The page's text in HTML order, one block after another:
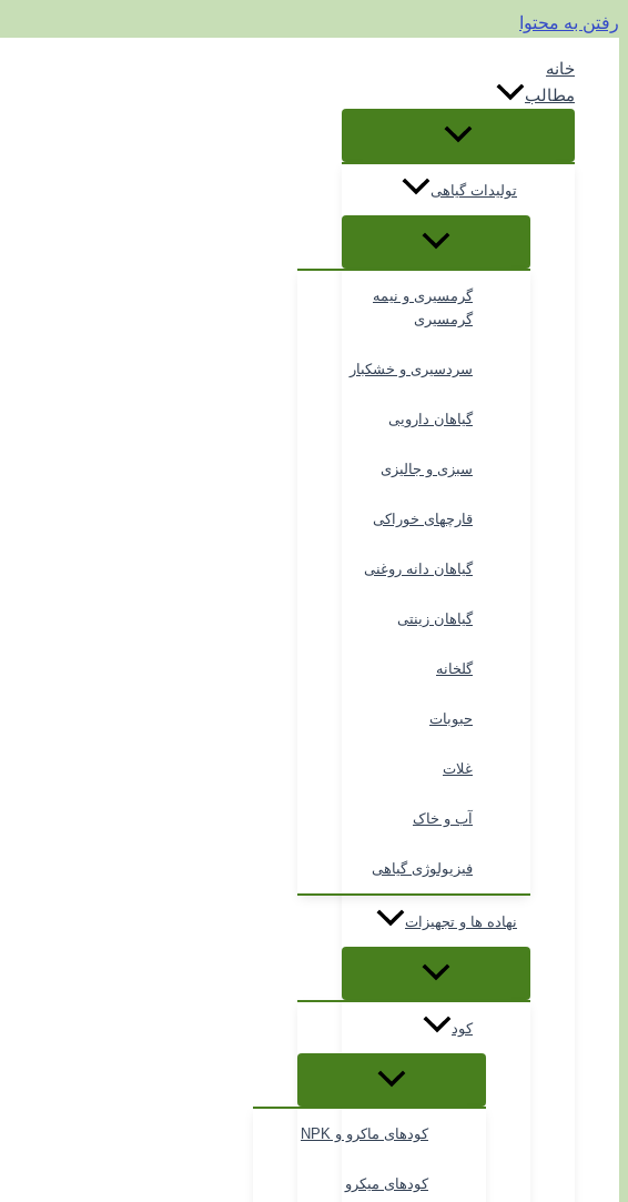
رفتن به محتوا
خانه
مطالب
تولیدات گیاهی
گرمسیری و نیمه
گرمسیری
سردسیری و خشکبار
گیاهان دارویی
سبزی و جالیزی
قارچهای خوراکی
گیاهان دانه روغنی
گیاهان زینتی
گلخانه
حبوبات
غلات
آب و خاک
فیزیولوژی گیاهی
نهاده ها و تجهیزات
کود
کودهای ماکرو و NPK
کودهای میکرو